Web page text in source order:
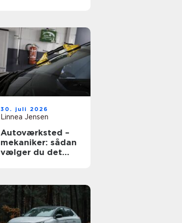
30. juli 2026
Linnea Jensen
Autoværksted –
mekaniker: sådan
vælger du det